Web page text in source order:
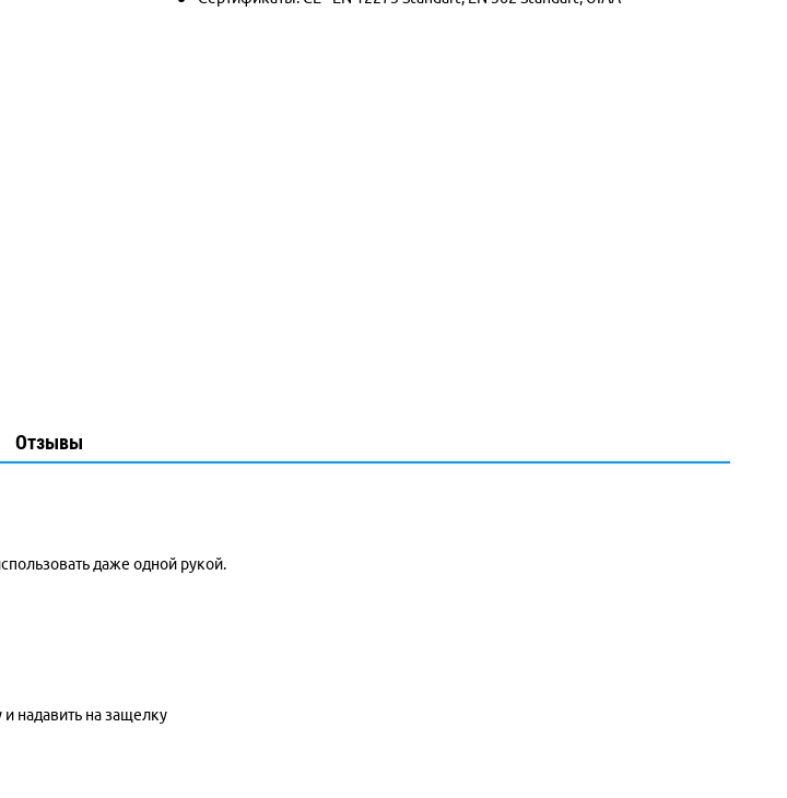
Отзывы
даже одной рукой.
надавить на защелку